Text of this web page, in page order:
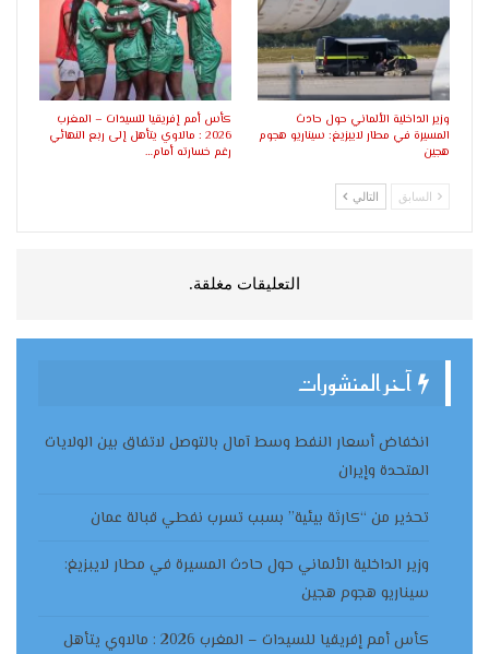
وزير الداخلية الألماني حول حادث
المسيرة في مطار لايبزيغ: سيناريو هجوم
هجين
كأس أمم إفريقيا للسيدات – المغرب
2026 : مالاوي يتأهل إلى ربع النهائي
رغم خسارته أمام…
السابق التالي
التعليقات مغلقة.
آخر المنشورات
انخفاض أسعار النفط وسط آمال بالتوصل لاتفاق بين الولايات
المتحدة وإيران
تحذير من “كارثة بيئية” بسبب تسرب نفطي قبالة عمان
وزير الداخلية الألماني حول حادث المسيرة في مطار لايبزيغ:
سيناريو هجوم هجين
كأس أمم إفريقيا للسيدات – المغرب 2026 : مالاوي يتأهل